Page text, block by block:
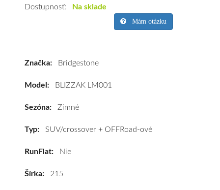
pneumatiky
SUV/crossover
ové
215/55
Dostupnosť: Na sklade
Mám otázku
Značka: Bridgestone
Model: BLIZZAK LM001
Sezóna: Zimné
Typ: SUV/crossover + OFFRoad-ové
RunFlat: Nie
Šírka: 215